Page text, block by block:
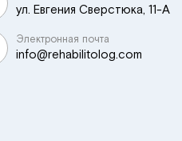
ул. Евгения Сверстюка, 11-А
Электронная почта
info@rehabilitolog.com